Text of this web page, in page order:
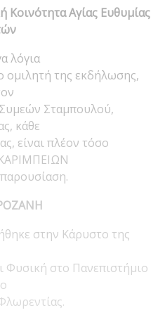
Κοινότητα Αγίας Ευθυμίας
λόγια
ομιλητή της εκδήλωσης,
Σταμπουλού,
κάθε
είναι πλέον τόσο
στην Κάρυστο της
Φυσική στο Πανεπιστήμιο